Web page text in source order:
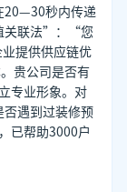
20—30秒内传递
关联法”：“您
提供供应链优
贵公司是否有
专业形象。对
遇到过装修预
已帮助3000户